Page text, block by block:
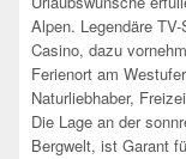
Alpen. Legendäre
Casino, dazu
Ferienort am
Naturliebhaber,
Die Lage an der
Bergwelt, ist Garant